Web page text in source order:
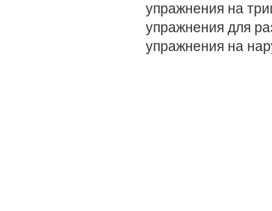
упражнения на
упражнения для
упражнения на